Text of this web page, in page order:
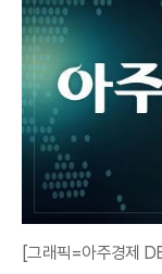
[그래픽=아주경제